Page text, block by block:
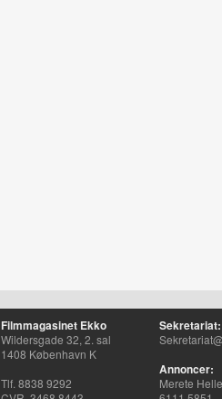
Filmmagasinet Ekko
Wildersgade 32, 2. sal
1408 København K
Tlf. 8838 9292
Sekretariat:
Annoncer:
Merete